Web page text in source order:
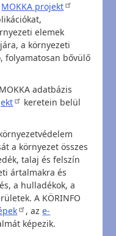
MOKKA projekt
elemek
a környezeti
folyamatosan bővülő
adatbázis
keretein belül
a környezet összes
talaj és felszín
ártalmakra és
a hulladékok, a
A KÖRINFO
, aze-
képezik.